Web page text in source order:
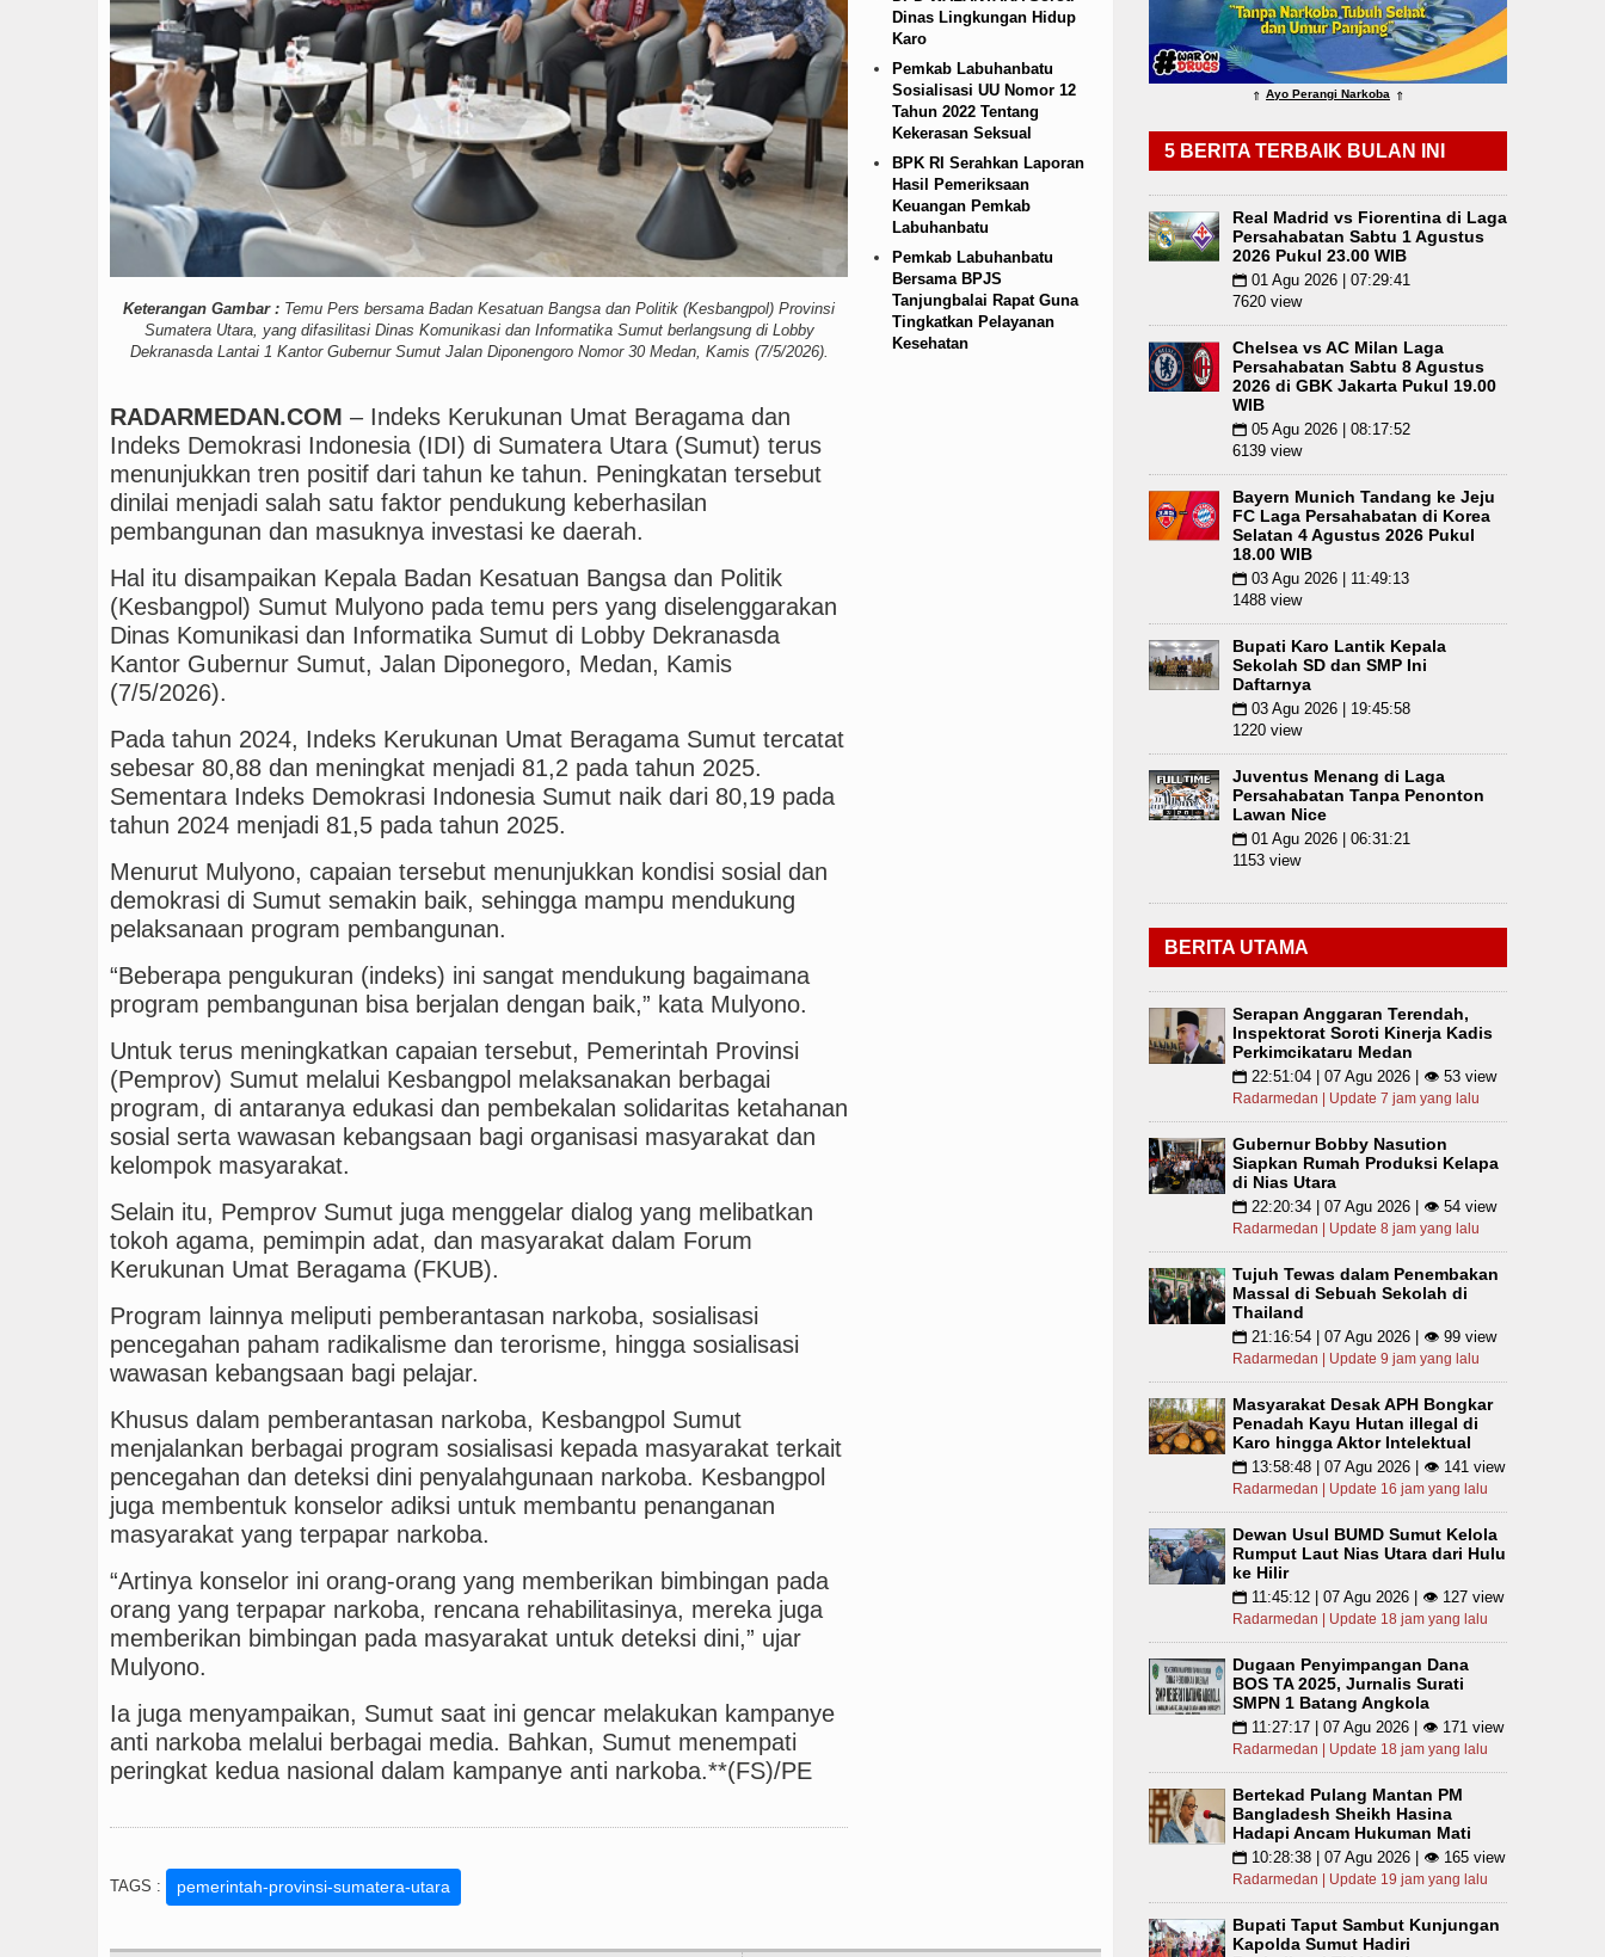
Tujuh Tewas dalam Penembakan Massal di Sebuah Sekolah di Thailand Bayern Munich Menang Tipis Atas Aston Villa
Keterangan Gambar : Temu Pers bersama Badan Kesatuan Bangsa dan Politik (Kesbangpol) Provinsi
Sumatera Utara, yang difasilitasi Dinas Komunikasi dan Informatika Sumut berlangsung di Lobby
Dekranasda Lantai 1 Kantor Gubernur Sumut Jalan Diponengoro Nomor 30 Medan, Kamis (7/5/2026).
RADARMEDAN.COM – Indeks Kerukunan Umat Beragama dan
Indeks Demokrasi Indonesia (IDI) di Sumatera Utara (Sumut) terus
menunjukkan tren positif dari tahun ke tahun. Peningkatan tersebut
dinilai menjadi salah satu faktor pendukung keberhasilan
pembangunan dan masuknya investasi ke daerah.
Hal itu disampaikan Kepala Badan Kesatuan Bangsa dan Politik
(Kesbangpol) Sumut Mulyono pada temu pers yang diselenggarakan
Dinas Komunikasi dan Informatika Sumut di Lobby Dekranasda
Kantor Gubernur Sumut, Jalan Diponegoro, Medan, Kamis
(7/5/2026).
Pada tahun 2024, Indeks Kerukunan Umat Beragama Sumut tercatat
sebesar 80,88 dan meningkat menjadi 81,2 pada tahun 2025.
Sementara Indeks Demokrasi Indonesia Sumut naik dari 80,19 pada
tahun 2024 menjadi 81,5 pada tahun 2025.
Menurut Mulyono, capaian tersebut menunjukkan kondisi sosial dan
demokrasi di Sumut semakin baik, sehingga mampu mendukung
pelaksanaan program pembangunan.
“Beberapa pengukuran (indeks) ini sangat mendukung bagaimana
program pembangunan bisa berjalan dengan baik,” kata Mulyono.
Untuk terus meningkatkan capaian tersebut, Pemerintah Provinsi
(Pemprov) Sumut melalui Kesbangpol melaksanakan berbagai
program, di antaranya edukasi dan pembekalan solidaritas ketahanan
sosial serta wawasan kebangsaan bagi organisasi masyarakat dan
kelompok masyarakat.
Selain itu, Pemprov Sumut juga menggelar dialog yang melibatkan
tokoh agama, pemimpin adat, dan masyarakat dalam Forum
Kerukunan Umat Beragama (FKUB).
Program lainnya meliputi pemberantasan narkoba, sosialisasi
pencegahan paham radikalisme dan terorisme, hingga sosialisasi
wawasan kebangsaan bagi pelajar.
Khusus dalam pemberantasan narkoba, Kesbangpol Sumut
menjalankan berbagai program sosialisasi kepada masyarakat terkait
pencegahan dan deteksi dini penyalahgunaan narkoba. Kesbangpol
juga membentuk konselor adiksi untuk membantu penanganan
masyarakat yang terpapar narkoba.
“Artinya konselor ini orang-orang yang memberikan bimbingan pada
orang yang terpapar narkoba, rencana rehabilitasinya, mereka juga
memberikan bimbingan pada masyarakat untuk deteksi dini,” ujar
Mulyono.
Ia juga menyampaikan, Sumut saat ini gencar melakukan kampanye
anti narkoba melalui berbagai media. Bahkan, Sumut menempati
peringkat kedua nasional dalam kampanye anti narkoba.**(FS)/PE
TAGS : pemerintah-provinsi-sumatera-utara
Dinas Lingkungan Hidup
Karo
Pemkab Labuhanbatu
Sosialisasi UU Nomor 12
Tahun 2022 Tentang
Kekerasan Seksual
BPK RI Serahkan Laporan
Hasil Pemeriksaan
Keuangan Pemkab
Labuhanbatu
Pemkab Labuhanbatu
Bersama BPJS
Tanjungbalai Rapat Guna
Tingkatkan Pelayanan
Kesehatan
⇑ Ayo Perangi Narkoba ⇑
5 BERITA TERBAIK BULAN INI
Real Madrid vs Fiorentina di Laga
Persahabatan Sabtu 1 Agustus
2026 Pukul 23.00 WIB
📅 01 Agu 2026 | 07:29:41
7620 view
Chelsea vs AC Milan Laga
Persahabatan Sabtu 8 Agustus
2026 di GBK Jakarta Pukul 19.00
WIB
📅 05 Agu 2026 | 08:17:52
6139 view
Bayern Munich Tandang ke Jeju
FC Laga Persahabatan di Korea
Selatan 4 Agustus 2026 Pukul
18.00 WIB
📅 03 Agu 2026 | 11:49:13
1488 view
Bupati Karo Lantik Kepala
Sekolah SD dan SMP Ini
Daftarnya
📅 03 Agu 2026 | 19:45:58
1220 view
Juventus Menang di Laga
Persahabatan Tanpa Penonton
Lawan Nice
📅 01 Agu 2026 | 06:31:21
1153 view
BERITA UTAMA
Serapan Anggaran Terendah,
Inspektorat Soroti Kinerja Kadis
Perkimcikataru Medan
📅 22:51:04 | 07 Agu 2026 | 👁 53 view
Radarmedan | Update 7 jam yang lalu
Gubernur Bobby Nasution
Siapkan Rumah Produksi Kelapa
di Nias Utara
📅 22:20:34 | 07 Agu 2026 | 👁 54 view
Radarmedan | Update 8 jam yang lalu
Tujuh Tewas dalam Penembakan
Massal di Sebuah Sekolah di
Thailand
📅 21:16:54 | 07 Agu 2026 | 👁 99 view
Radarmedan | Update 9 jam yang lalu
Masyarakat Desak APH Bongkar
Penadah Kayu Hutan illegal di
Karo hingga Aktor Intelektual
📅 13:58:48 | 07 Agu 2026 | 👁 141 view
Radarmedan | Update 16 jam yang lalu
Dewan Usul BUMD Sumut Kelola
Rumput Laut Nias Utara dari Hulu
ke Hilir
📅 11:45:12 | 07 Agu 2026 | 👁 127 view
Radarmedan | Update 18 jam yang lalu
Dugaan Penyimpangan Dana
BOS TA 2025, Jurnalis Surati
SMPN 1 Batang Angkola
📅 11:27:17 | 07 Agu 2026 | 👁 171 view
Radarmedan | Update 18 jam yang lalu
Bertekad Pulang Mantan PM
Bangladesh Sheikh Hasina
Hadapi Ancam Hukuman Mati
📅 10:28:38 | 07 Agu 2026 | 👁 165 view
Radarmedan | Update 19 jam yang lalu
Bupati Taput Sambut Kunjungan
Kapolda Sumut Hadiri